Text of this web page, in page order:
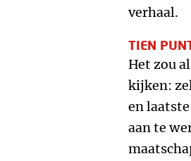
verhaal.
TIEN
Het zou
kijken:
en
aan te